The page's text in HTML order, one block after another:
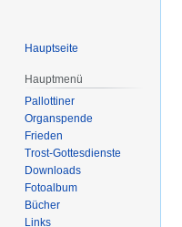
Hauptseite
Hauptmenü
Pallottiner
Organspende
Frieden
Trost-Gottesdienste
Downloads
Fotoalbum
Bücher
Links